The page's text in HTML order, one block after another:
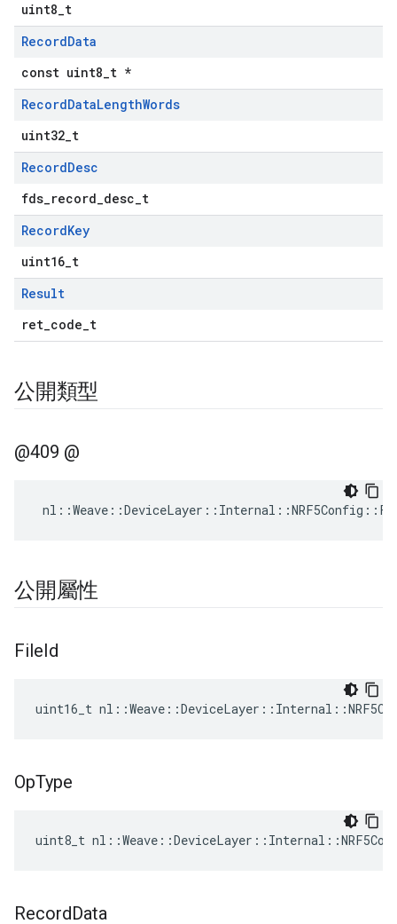
uint8_t
RecordData
const uint8_t *
RecordDataLengthWords
uint32_t
RecordDesc
fds_record_desc_t
RecordKey
uint16_t
Result
ret_code_t
公開類型
@409 @
nl ::Weave ::DeviceLayer :: Internal ::NRF5Config ::
公開屬性
FileId
uint16_t
OpType
uint8_t
RecordData